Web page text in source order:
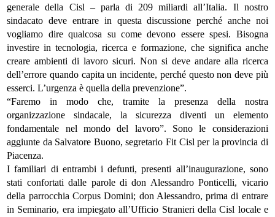
generale della Cisl – parla di 209 miliardi all’Italia. Il nostro
sindacato deve entrare in questa discussione perché anche noi
vogliamo dire qualcosa su come devono essere spesi. Bisogna
investire in tecnologia, ricerca e formazione, che significa anche
creare ambienti di lavoro sicuri. Non si deve andare alla ricerca
dell’errore quando capita un incidente, perché questo non deve più
esserci. L’urgenza è quella della prevenzione”.
“Faremo in modo che, tramite la presenza della nostra
organizzazione sindacale, la sicurezza diventi un elemento
fondamentale nel mondo del lavoro”. Sono le considerazioni
aggiunte da Salvatore Buono, segretario Fit Cisl per la provincia di
Piacenza.
I familiari di entrambi i defunti, presenti all’inaugurazione, sono
stati confortati dalle parole di don Alessandro Ponticelli, vicario
della parrocchia Corpus Domini; don Alessandro, prima di entrare
in Seminario, era impiegato all’Ufficio Stranieri della Cisl locale e